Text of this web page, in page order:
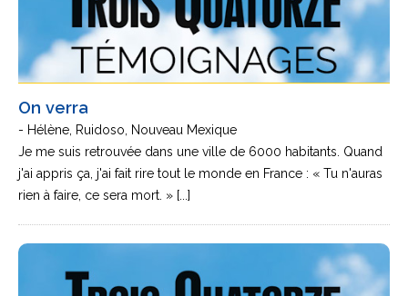
On verra
- Hélène, Ruidoso, Nouveau Mexique
Je me suis retrouvée dans une ville de 6000 habitants. Quand
j'ai appris ça, j'ai fait rire tout le monde en France : « Tu n'auras
rien à faire, ce sera mort. » [...]